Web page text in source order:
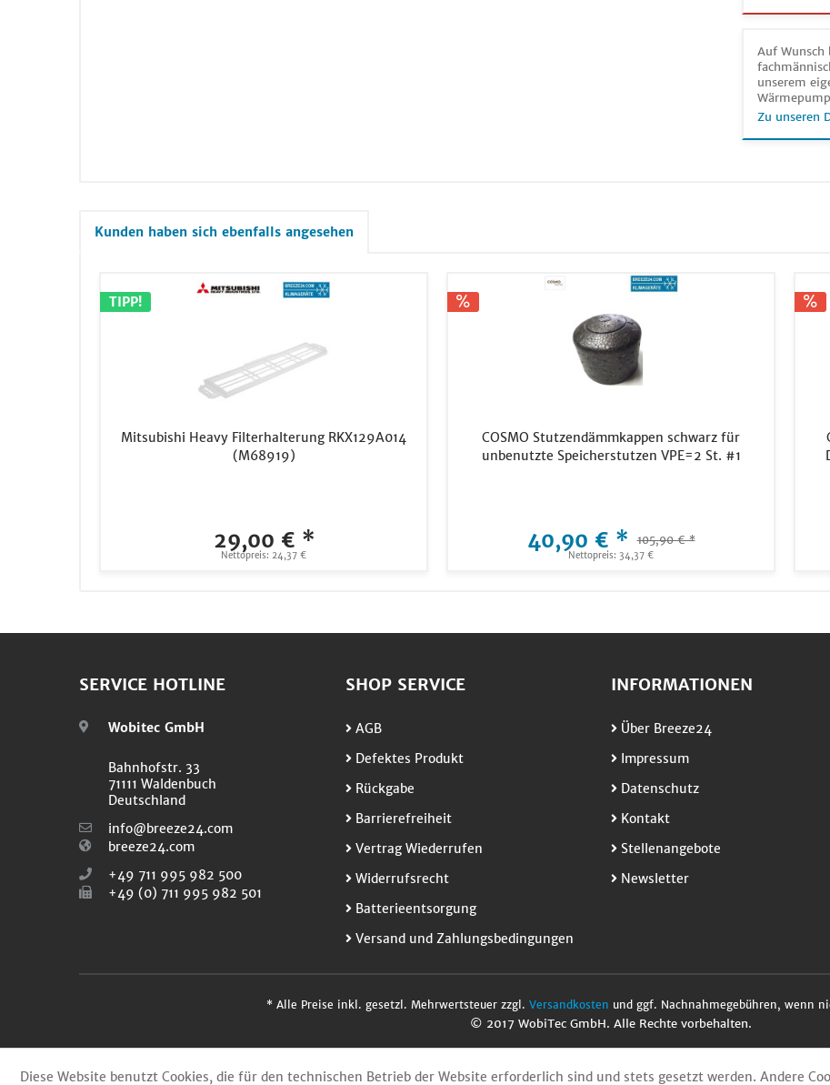
Auf Wunsch
unserem
Zu unseren
Kunden haben sich ebenfalls angesehen
TIPP!
Mitsubishi Heavy Filterhalterung RKX129A014
(M68919)
29,00 € *
Nettopreis: 24,37 €
COSMO Stutzendämmkappen schwarz für
unbenutzte Speicherstutzen VPE=2 St. #1
40,90 € * 105,90 € *
Nettopreis: 34,37 €
SERVICE HOTLINE
Wobitec GmbH
Bahnhofstr. 33
71111 Waldenbuch
Deutschland
info@breeze24.com
breeze24.com
+49 711 995 982 500
+49 (0) 711 995 982 501
SHOP SERVICE
AGB
Defektes Produkt
Rückgabe
Barrierefreiheit
Vertrag Wiederrufen
Widerrufsrecht
Batterieentsorgung
Versand und Zahlungsbedingungen
INFORMATIONEN
Über Breeze24
Impressum
Datenschutz
Kontakt
Stellenangebote
Newsletter
* Alle Preise inkl. gesetzl. Mehrwertsteuer zzgl. Versandkosten und ggf. Nachnahmegebühren, wenn
© 2017 WobiTec GmbH. Alle Rechte vorbehalten.
Diese Website benutzt Cookies, die für den technischen Betrieb der Website erforderlich sind und stets gesetzt werden. Andere